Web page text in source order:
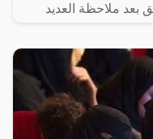
بعد ملاحظة العديد